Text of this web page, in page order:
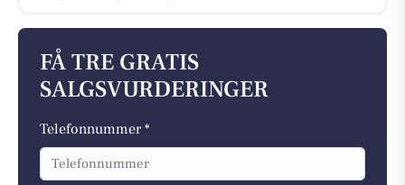
FÅ TRE GRATIS
SALGSVURDERINGER
Telefonnummer *